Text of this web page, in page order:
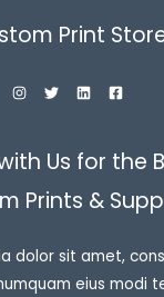
Print
Us for the
Prints &
dolor sit amet,
eius modi